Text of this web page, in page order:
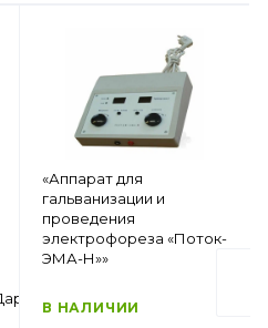
«Аппарат для
гальванизации и
проведения
электрофореза «Поток-
ЭМА-Н»»
В НАЛИЧИИ